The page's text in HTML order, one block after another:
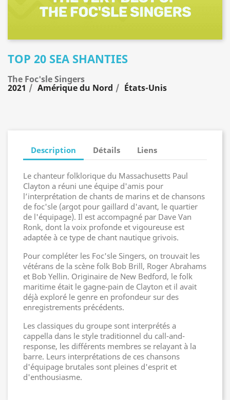
TOP 20 SEA SHANTIES
The Foc'sle Singers
2021 Amérique du Nord États-Unis
Description Détails Liens
Le chanteur folklorique du Massachusetts Paul
Clayton a réuni une équipe d'amis pour
l’interprétation de chants de marins et de chansons
de foc'sle (argot pour gaillard d'avant, le quartier
de l'équipage). Il est accompagné par Dave Van
Ronk, dont la voix profonde et vigoureuse est
adaptée à ce type de chant nautique grivois.
Pour compléter les Foc'sle Singers, on trouvait les
vétérans de la scène folk Bob Brill, Roger Abrahams
et Bob Yellin. Originaire de New Bedford, le folk
maritime était le gagne-pain de Clayton et il avait
déjà exploré le genre en profondeur sur des
enregistrements précédents.
Les classiques du groupe sont interprétés a
cappella dans le style traditionnel du call-and-
response, les différents membres se relayant à la
barre. Leurs interprétations de ces chansons
d'équipage brutales sont pleines d'esprit et
d'enthousiasme.